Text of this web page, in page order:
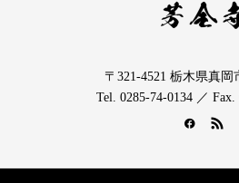
〒321-4521 栃木県真岡
Tel. 0285-74-0134 ／ Fax.